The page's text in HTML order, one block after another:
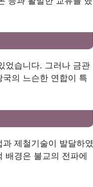
었습니다. 그러나 금관
의 느슨한 연합이 특
제철기술이 발달하였
배경은 불교의 전파에